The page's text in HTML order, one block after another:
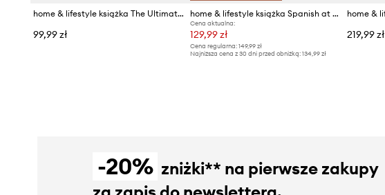
home & lifestyle książka The Ultimate Guidebook for Dog Owners by Marlena Lopez, English
99,99 zł
home & lifestyle książka Spanish at Home by Emma Warren, English
Cena aktualna:
129,99 zł
Cena regularna:149,99 zł
Najniższa cena z 30 dni przed obniżką:134,99 zł
219,99 zł
-20% zniżki** na pierwsze zakupy